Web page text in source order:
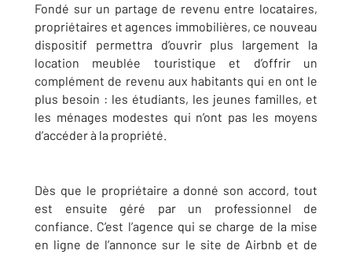
Fondé sur un partage de revenu entre locataires,
propriétaires et agences immobilières, ce nouveau
dispositif permettra d’ouvrir plus largement la
location meublée touristique et d’offrir un
complément de revenu aux habitants qui en ont le
plus besoin : les étudiants, les jeunes familles, et
les ménages modestes qui n’ont pas les moyens
d’accéder à la propriété.
Dès que le propriétaire a donné son accord, tout
est ensuite géré par un professionnel de
confiance. C’est l’agence qui se charge de la mise
en ligne de l’annonce sur le site de Airbnb et de